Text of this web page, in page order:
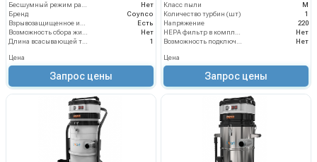
Бесшумный режим работы
Нет
Бренд
Coynco
Взрывозащищенное исполнение
Есть
Возможность сбора жидкой грязи
Нет
Длина всасывающей трубки
1
Цена
Запрос цены
Класс пыли
М
Количество турбин (шт)
1
Напряжение
220
HEPA фильтр в комплекте
Нет
Возможность подключения электрощетки
Нет
Цена
Запрос цены